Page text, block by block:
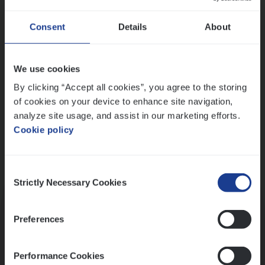
Consent Details About
We use cookies
By clicking “Accept all cookies”, you agree to the storing
of cookies on your device to enhance site navigation,
analyze site usage, and assist in our marketing efforts.
Cookie policy
Selection
Strictly Necessary Cookies
Preferences
Performance Cookies
Ons sollicitatieproces